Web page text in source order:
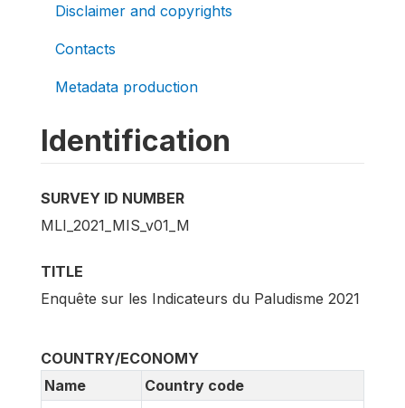
Disclaimer and copyrights
Contacts
Metadata production
Identification
SURVEY ID NUMBER
MLI_2021_MIS_v01_M
TITLE
Enquête sur les Indicateurs du Paludisme 2021
COUNTRY/ECONOMY
Name
Country code